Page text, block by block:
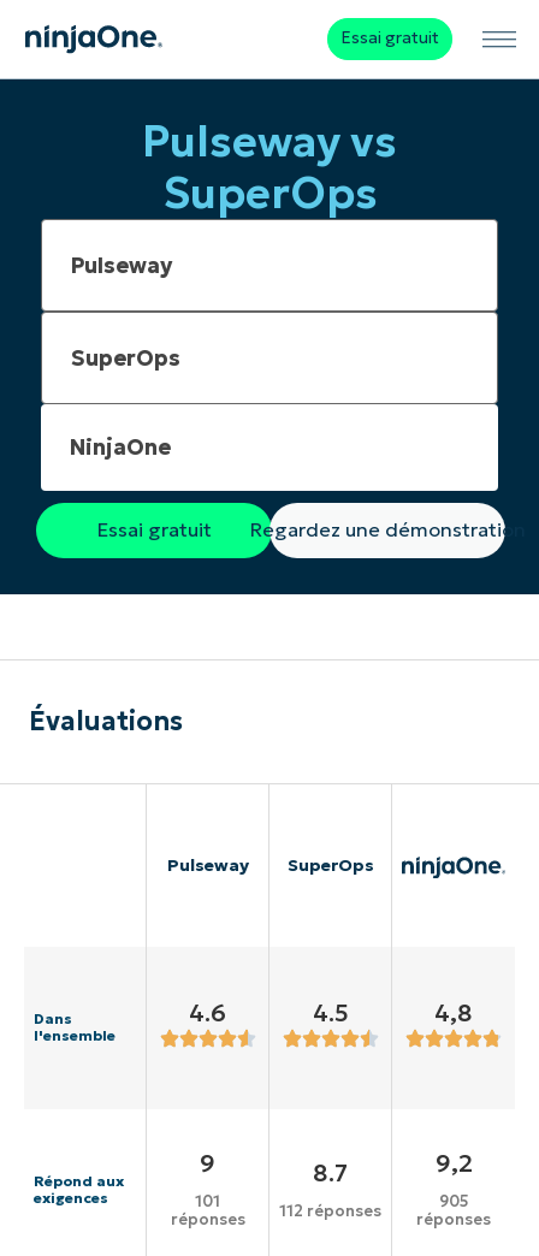
Essai gratuit
Pulseway vs
SuperOps
NinjaOne
Essai gratuit Regardez une démonstration
Évaluations
Pulseway SuperOps
Dans
l'ensemble
4.6 4.5 4,8
Répond aux
exigences
9
101
réponses
8.7
112 réponses
9,2
905
réponses